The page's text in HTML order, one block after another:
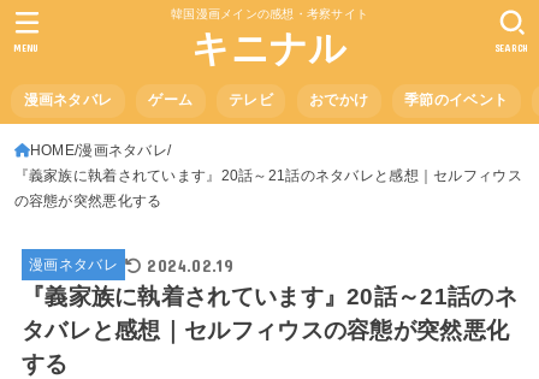
韓国漫画メインの感想・考察サイト
キニナル
漫画ネタバレ ゲーム テレビ おでかけ 季節のイベント
SEARCH
MENU
HOME 漫画ネタバレ
『義家族に執着されています』20話～21話のネタバレと感想｜セルフィウス
の容態が突然悪化する
漫画ネタバレ 2024.02.19
『義家族に執着されています』20話～21話のネ
タバレと感想｜セルフィウスの容態が突然悪化
する